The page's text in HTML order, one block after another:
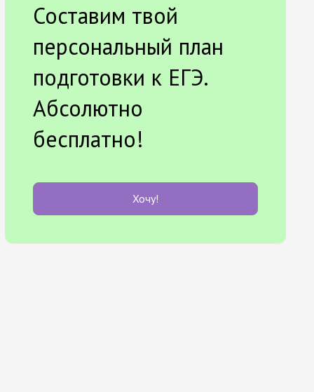
Составим твой
персональный план
подготовки к ЕГЭ.
Абсолютно
бесплатно!
Хочу!